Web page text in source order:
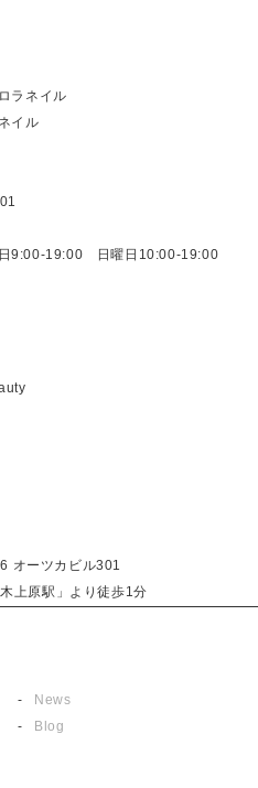
ラネイル
イル
9:00-19:00 日曜日10:00-19:00
オーツカビル301
上原駅」より徒歩1分
News
Blog